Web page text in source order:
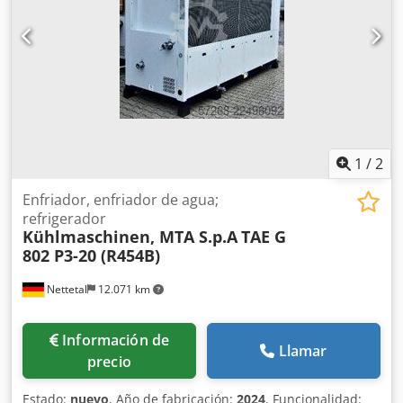
1 /2
Nettetal 12.071 km
Enfriador, enfriador de agua;
refrigerador
Kühlmaschinen, MTA S.p.ATAE G
802 P3-20 (R454B)
Información de
precio
Llamar
Estado: nuevo, Año de fabricación: 2024, Funcionalidad: